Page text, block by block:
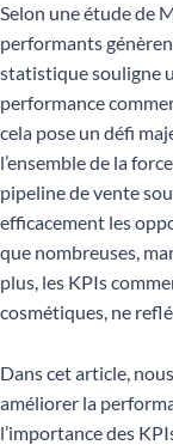
Selon une étude de
performants
statistique souligne
performance
cela pose un défi
l’ensemble de la
pipeline de vente
efficacement les
que nombreuses,
plus, les KPIs
cosmétiques, ne
Dans cet article,
améliorer la
l’importance des